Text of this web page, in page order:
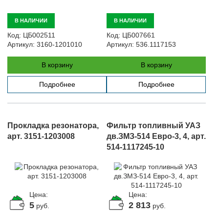
В НАЛИЧИИ
Код: ЦБ002511
Артикул: 3160-1201010
В корзину
Подробнее
В НАЛИЧИИ
Код: ЦБ007661
Артикул: 536.1117153
В корзину
Подробнее
Прокладка резонатора,
арт. 3151-1203008
Цена:
5 руб.
Фильтр топливный УАЗ
дв.ЗМЗ-514 Евро-3, 4, арт.
514-1117245-10
Цена:
2 813 руб.